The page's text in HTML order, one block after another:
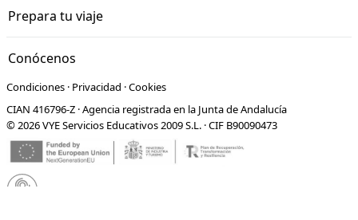
Prepara tu viaje
Conócenos
Condiciones · Privacidad ·Cookies
CIAN 416796-Z · Agencia registrada en la Junta de Andalucía
© 2026 VYE Servicios Educativos 2009 S.L. · CIF B90090473